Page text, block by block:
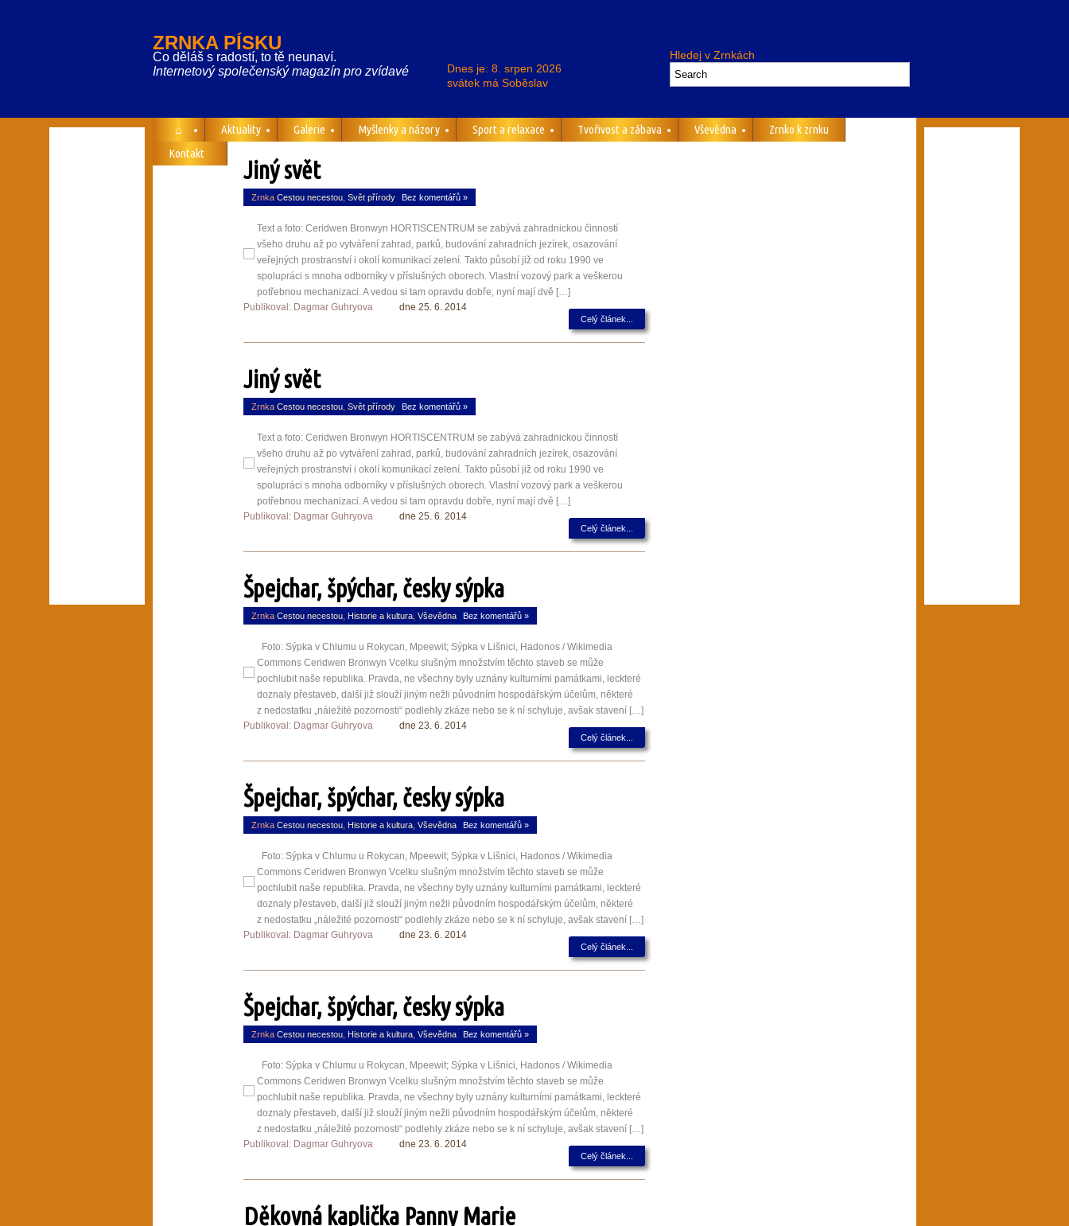
ZRNKA PÍSKU
Co děláš s radostí, to tě neunaví.
Internetový společenský magazín pro zvídavé
Hledej v Zrnkách
Dnes je: 8. srpen 2026
svátek má Soběslav
⌂ Aktuality Galerie Myšlenky a názory Sport a relaxace Tvořivost a zábava Vševědna
Zrnko k zrnku
Kontakt
Jiný svět
Zrnka Cestou necestou Svět přírody Bez komentářů »
Text a foto: Ceridwen Bronwyn HORTISCENTRUM se zabývá zahradnickou činností
všeho druhu až po vytváření zahrad, parků, budování zahradních jezírek, osazování
veřejných prostranství i okolí komunikací zelení. Takto působí již od roku 1990 ve
spolupráci s mnoha odborníky v příslušných oborech. Vlastní vozový park a veškerou
potřebnou mechanizaci. A vedou si tam opravdu dobře, nyní mají dvě […]
Publikoval: Dagmar Guhryova
dne 25. 6. 2014
Celý článek...
Jiný svět
Zrnka Cestou necestou Svět přírody Bez komentářů »
Text a foto: Ceridwen Bronwyn HORTISCENTRUM se zabývá zahradnickou činností
všeho druhu až po vytváření zahrad, parků, budování zahradních jezírek, osazování
veřejných prostranství i okolí komunikací zelení. Takto působí již od roku 1990 ve
spolupráci s mnoha odborníky v příslušných oborech. Vlastní vozový park a veškerou
potřebnou mechanizaci. A vedou si tam opravdu dobře, nyní mají dvě […]
Publikoval: Dagmar Guhryova
dne 25. 6. 2014
Celý článek...
Špejchar, špýchar, česky sýpka
Zrnka Cestou necestou Historie a kultura Vševědna Bez komentářů »
Foto: Sýpka v Chlumu u Rokycan, Mpeewit; Sýpka v Lišnici, Hadonos / Wikimedia
Commons Ceridwen Bronwyn Vcelku slušným množstvím těchto staveb se může
pochlubit naše republika. Pravda, ne všechny byly uznány kulturními památkami, leckteré
doznaly přestaveb, další již slouží jiným nežli původním hospodářským účelům, některé
z nedostatku „náležité pozornosti“ podlehly zkáze nebo se k ní schyluje, avšak stavení […]
Publikoval: Dagmar Guhryova
dne 23. 6. 2014
Celý článek...
Špejchar, špýchar, česky sýpka
Zrnka Cestou necestou Historie a kultura Vševědna Bez komentářů »
Foto: Sýpka v Chlumu u Rokycan, Mpeewit; Sýpka v Lišnici, Hadonos / Wikimedia
Commons Ceridwen Bronwyn Vcelku slušným množstvím těchto staveb se může
pochlubit naše republika. Pravda, ne všechny byly uznány kulturními památkami, leckteré
doznaly přestaveb, další již slouží jiným nežli původním hospodářským účelům, některé
z nedostatku „náležité pozornosti“ podlehly zkáze nebo se k ní schyluje, avšak stavení […]
Publikoval: Dagmar Guhryova
dne 23. 6. 2014
Celý článek...
Špejchar, špýchar, česky sýpka
Zrnka Cestou necestou Historie a kultura Vševědna Bez komentářů »
Foto: Sýpka v Chlumu u Rokycan, Mpeewit; Sýpka v Lišnici, Hadonos / Wikimedia
Commons Ceridwen Bronwyn Vcelku slušným množstvím těchto staveb se může
pochlubit naše republika. Pravda, ne všechny byly uznány kulturními památkami, leckteré
doznaly přestaveb, další již slouží jiným nežli původním hospodářským účelům, některé
z nedostatku „náležité pozornosti“ podlehly zkáze nebo se k ní schyluje, avšak stavení […]
Publikoval: Dagmar Guhryova
dne 23. 6. 2014
Celý článek...
Děkovná kaplička Panny Marie